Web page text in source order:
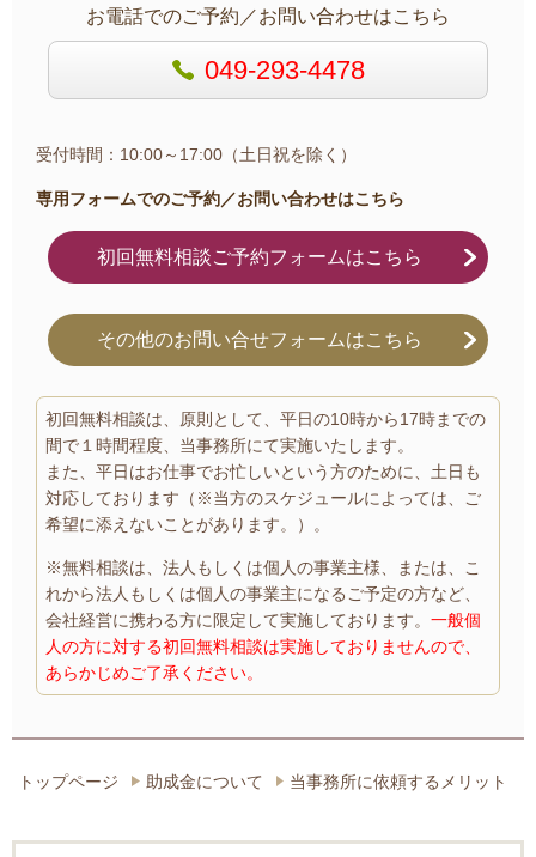
お電話でのご予約／お問い合わせはこちら
049-293-4478
受付時間：10:00～17:00（土日祝を除く）
専用フォームでのご予約／お問い合わせはこちら
初回無料相談ご予約フォームはこちら
その他のお問い合せフォームはこちら
初回無料相談は、原則として、平日の10時から17時までの
間で１時間程度、当事務所にて実施いたします。
また、平日はお仕事でお忙しいという方のために、土日も
対応しております（※当方のスケジュールによっては、ご
希望に添えないことがあります。）。
※無料相談は、法人もしくは個人の事業主様、または、こ
れから法人もしくは個人の事業主になるご予定の方など、
会社経営に携わる方に限定して実施しております。 一般個
人の方に対する初回無料相談は実施しておりませんので、
あらかじめご了承ください。
トップページ 助成金について 当事務所に依頼するメリット